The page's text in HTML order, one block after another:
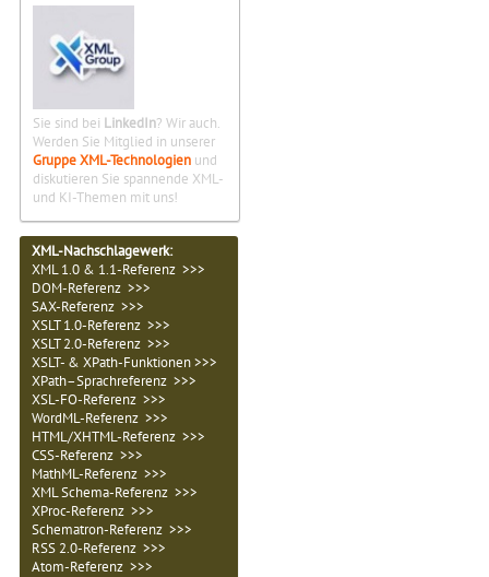
Sie sind bei LinkedIn? Wir auch.
Werden Sie Mitglied in unserer
Gruppe XML-Technologien und
diskutieren Sie spannende XML-
und KI-Themen mit uns!
XML-Nachschlagewerk:
XML 1.0 & 1.1-Referenz >>>
DOM-Referenz >>>
SAX-Referenz >>>
XSLT 1.0-Referenz >>>
XSLT 2.0-Referenz >>>
XSLT- & XPath-Funktionen >>>
XPath–Sprachreferenz >>>
XSL-FO-Referenz >>>
WordML-Referenz >>>
HTML/XHTML-Referenz >>>
CSS-Referenz >>>
MathML-Referenz >>>
XML Schema-Referenz >>>
XProc-Referenz >>>
Schematron-Referenz >>>
RSS 2.0-Referenz >>>
Atom-Referenz >>>